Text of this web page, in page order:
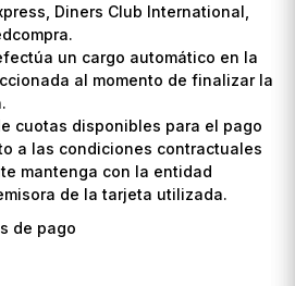
Diners Club International,
un cargo automático en la
al momento de finalizar la
cuotas disponibles para el pago
a las condiciones contractuales
mantenga con la entidad
de la tarjeta utilizada.